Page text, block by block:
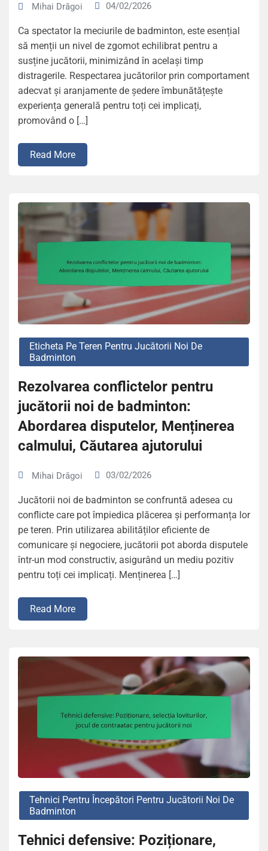
Mihai Drăgoi 04/02/2026
Ca spectator la meciurile de badminton, este esențial
să menții un nivel de zgomot echilibrat pentru a
susține jucătorii, minimizând în același timp
distragerile. Respectarea jucătorilor prin comportament
adecvat și aranjamente de ședere îmbunătățește
experiența generală pentru toți cei implicați,
promovând o […]
Read More
Eticheta Pe Teren Pentru Jucătorii Noi De
Badminton
Rezolvarea conflictelor pentru
jucătorii noi de badminton:
Abordarea disputelor, Menținerea
calmului, Căutarea ajutorului
Mihai Drăgoi 03/02/2026
Jucătorii noi de badminton se confruntă adesea cu
conflicte care pot împiedica plăcerea și performanța lor
pe teren. Prin utilizarea abilităților eficiente de
comunicare și negociere, jucătorii pot aborda disputele
într-un mod constructiv, asigurând un mediu pozitiv
pentru toți cei implicați. Menținerea […]
Read More
Tehnici Pentru Începători Pentru Jucătorii Noi De
Badminton
Tehnici defensive: Poziționare,